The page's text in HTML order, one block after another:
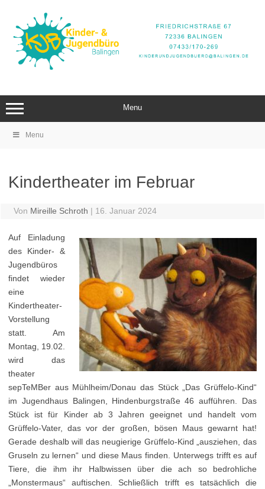
Menu
Menu
Kindertheater im Februar
Von Mireille Schroth | 16. Januar 2024
Auf Einladung
des Kinder- &
Jugendbüros
findet wieder
eine
Kindertheater-
Vorstellung
statt. Am
Montag, 19.02.
wird das
theater
sepTeMBer aus Mühlheim/Donau das Stück „Das Grüffelo-Kind“
im Jugendhaus Balingen, Hindenburgstraße 46 aufführen. Das
Stück ist für Kinder ab 3 Jahren geeignet und handelt vom
Grüffelo-Vater, das vor der großen, bösen Maus gewarnt hat!
Gerade deshalb will das neugierige Grüffelo-Kind „ausziehen, das
Gruseln zu lernen“ und diese Maus finden. Unterwegs trifft es auf
Tiere, die ihm ihr Halbwissen über die ach so bedrohliche
„Monstermaus“ auftischen. Schließlich trifft es tatsächlich die